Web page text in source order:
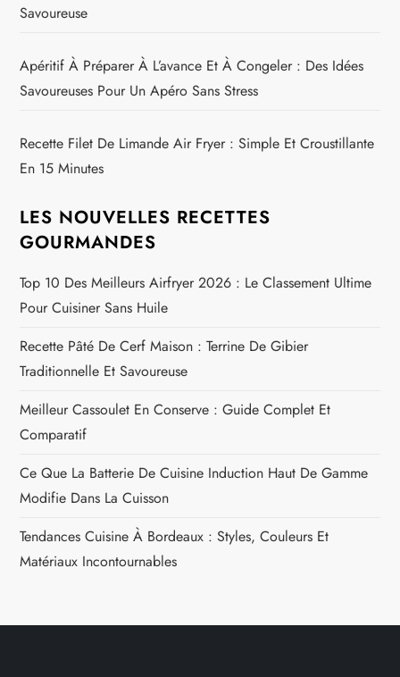
Savoureuse
Apéritif À Préparer À L’avance Et À Congeler : Des Idées
Savoureuses Pour Un Apéro Sans Stress
Recette Filet De Limande Air Fryer : Simple Et Croustillante
En 15 Minutes
LES NOUVELLES RECETTES
GOURMANDES
Top 10 Des Meilleurs Airfryer 2026 : Le Classement Ultime
Pour Cuisiner Sans Huile
Recette Pâté De Cerf Maison : Terrine De Gibier
Traditionnelle Et Savoureuse
Meilleur Cassoulet En Conserve : Guide Complet Et
Comparatif
Ce Que La Batterie De Cuisine Induction Haut De Gamme
Modifie Dans La Cuisson
Tendances Cuisine À Bordeaux : Styles, Couleurs Et
Matériaux Incontournables